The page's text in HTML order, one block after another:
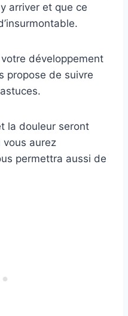
arriver et que ce
développement
propose de suivre
la douleur seront
vous aurez
permettra aussi de